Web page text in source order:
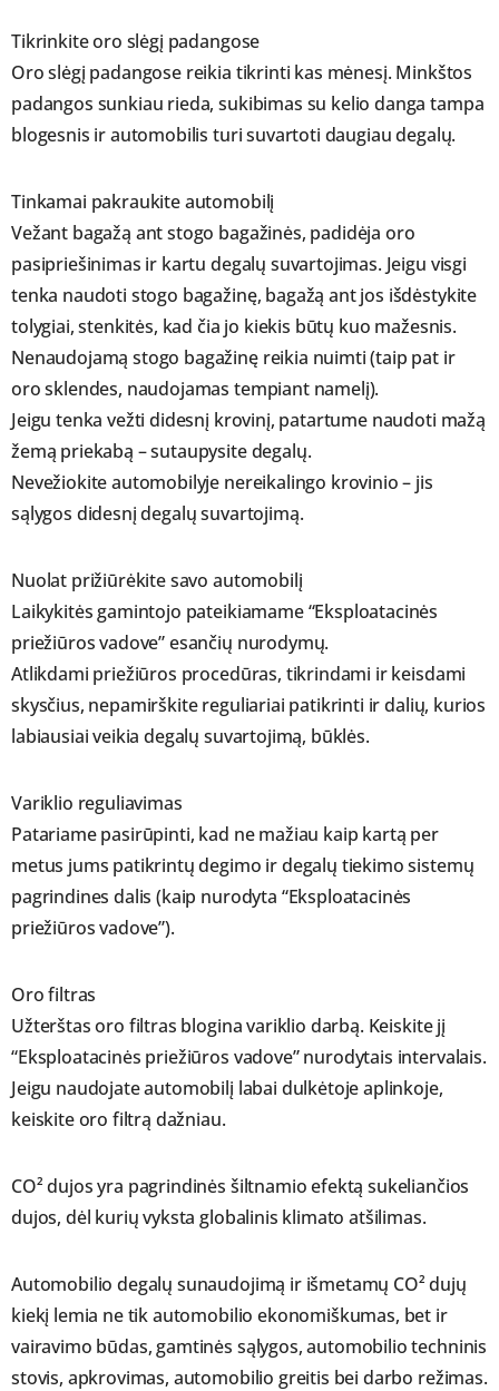
Tikrinkite oro slėgį padangose
Oro slėgį padangose reikia tikrinti kas mėnesį. Minkštos
padangos sunkiau rieda, sukibimas su kelio danga tampa
blogesnis ir automobilis turi suvartoti daugiau degalų.
Tinkamai pakraukite automobilį
Vežant bagažą ant stogo bagažinės, padidėja oro
pasipriešinimas ir kartu degalų suvartojimas. Jeigu visgi
tenka naudoti stogo bagažinę, bagažą ant jos išdėstykite
tolygiai, stenkitės, kad čia jo kiekis būtų kuo mažesnis.
Nenaudojamą stogo bagažinę reikia nuimti (taip pat ir
oro sklendes, naudojamas tempiant namelį).
Jeigu tenka vežti didesnį krovinį, patartume naudoti mažą
žemą priekabą – sutaupysite degalų.
Nevežiokite automobilyje nereikalingo krovinio – jis
sąlygos didesnį degalų suvartojimą.
Nuolat prižiūrėkite savo automobilį
Laikykitės gamintojo pateikiamame “Eksploatacinės
priežiūros vadove” esančių nurodymų.
Atlikdami priežiūros procedūras, tikrindami ir keisdami
skysčius, nepamirškite reguliariai patikrinti ir dalių, kurios
labiausiai veikia degalų suvartojimą, būklės.
Variklio reguliavimas
Patariame pasirūpinti, kad ne mažiau kaip kartą per
metus jums patikrintų degimo ir degalų tiekimo sistemų
pagrindines dalis (kaip nurodyta “Eksploatacinės
priežiūros vadove”).
Oro filtras
Užterštas oro filtras blogina variklio darbą. Keiskite jį
“Eksploatacinės priežiūros vadove” nurodytais intervalais.
Jeigu naudojate automobilį labai dulkėtoje aplinkoje,
keiskite oro filtrą dažniau.
CO² dujos yra pagrindinės šiltnamio efektą sukeliančios
dujos, dėl kurių vyksta globalinis klimato atšilimas.
Automobilio degalų sunaudojimą ir išmetamų CO² dujų
kiekį lemia ne tik automobilio ekonomiškumas, bet ir
vairavimo būdas, gamtinės sąlygos, automobilio techninis
stovis, apkrovimas, automobilio greitis bei darbo režimas.